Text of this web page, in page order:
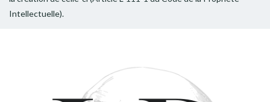
Intellectuelle).